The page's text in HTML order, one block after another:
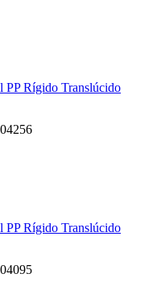
PP Rígido Translúcido
PP Rígido Translúcido